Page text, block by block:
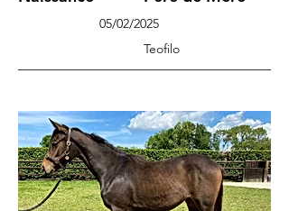
05/02/2025
Teofilo